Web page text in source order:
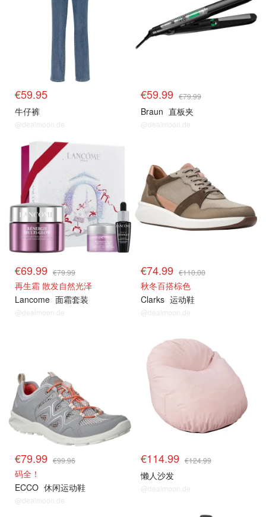
€59.95
牛仔裤
@dealmoon.de
€59.99 €79.99
Braun 直板夹
@dealmoon.de
€69.99 €79.99
再生霜 散发自然光泽
Lancome 面霜套装
@dealmoon.de
€74.99 €110.00
秋冬百搭棕色
Clarks 运动鞋
@dealmoon.de
€79.99 €99.96
码全！
ECCO 休闲运动鞋
@dealmoon.de
€114.99 €124.99
懒人沙发
@dealmoon.de